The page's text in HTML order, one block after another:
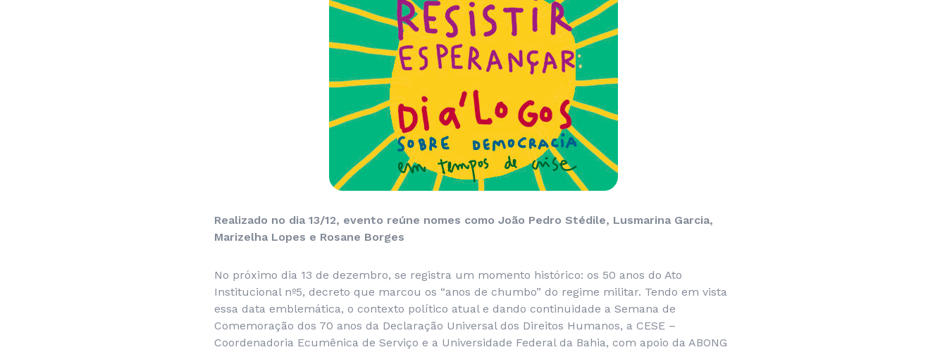
Realizado no dia 13/12, evento reúne nomes como João Pedro Stédile, Lusmarina Garcia,
Marizelha Lopes e Rosane Borges
No próximo dia 13 de dezembro, se registra um momento histórico: os 50 anos do Ato
Institucional nº5, decreto que marcou os “anos de chumbo” do regime militar. Tendo em vista
essa data emblemática, o contexto político atual e dando continuidade a Semana de
Comemoração dos 70 anos da Declaração Universal dos Direitos Humanos, a CESE –
Coordenadoria Ecumênica de Serviço e a Universidade Federal da Bahia, com apoio da ABONG